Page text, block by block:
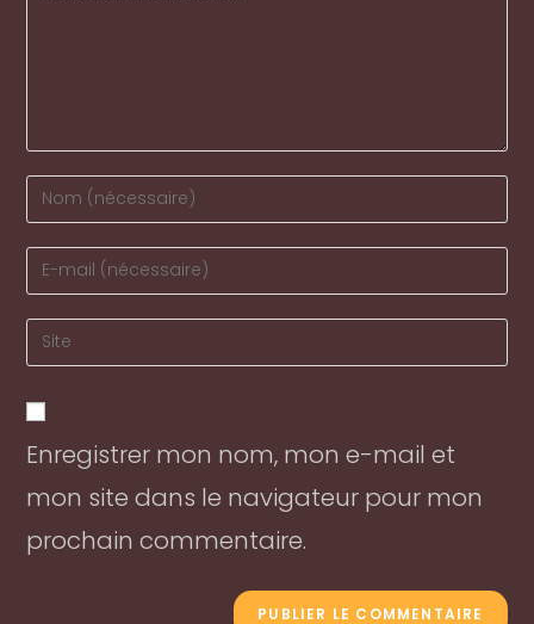
Enter
your
name
to
comment
Enter
your
email
address
comment
Enter
your
URL
(optional)
Enregistrer mon nom, mon e-mail et
mon site dans le navigateur pour mon
prochain commentaire.